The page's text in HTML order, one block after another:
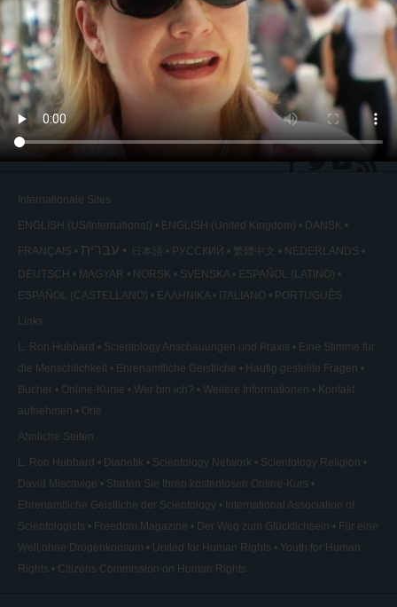
Sprecher für die Anti-Drogen-
Kampagne
Vater
◀ back
Internationale Sites
ENGLISH (US/International) ENGLISH (United Kingdom) DANSK
FRANÇAIS עברית 日本語 РУССКИЙ 繁體中文
NEDERLANDS
DEUTSCH
MAGYAR NORSK SVENSKA
ESPAÑOL (LATINO)
ESPAÑOL (CASTELLANO)
ΕΛΛΗΝΙΚA ITALIANO PORTUGUÊS
Links
L. Ron Hubbard Scientology Anschauungen und Praxis
Eine Stimme für
die Menschlichkeit
Ehrenamtliche Geistliche
Häufig gestellte Fragen
Bücher
Online-Kurse Wer bin ich? Weitere Informationen
Kontakt
aufnehmen
Orte
Ähnliche Seiten
L. Ron Hubbard Dianetik Scientology Network
Scientology Religion
David Miscavige
Starten Sie Ihren kostenlosen Online-Kurs
Ehrenamtliche Geistliche der Scientology
International Association of
Scientologists
Freedom Magazine Der Weg zum Glücklichsein
Für eine
Welt ohne Drogenkonsum
United for Human Rights
Youth for Human
Rights
Citizens Commission on Human Rights